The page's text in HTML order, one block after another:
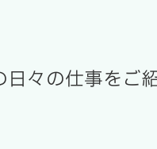
日々の仕事をご